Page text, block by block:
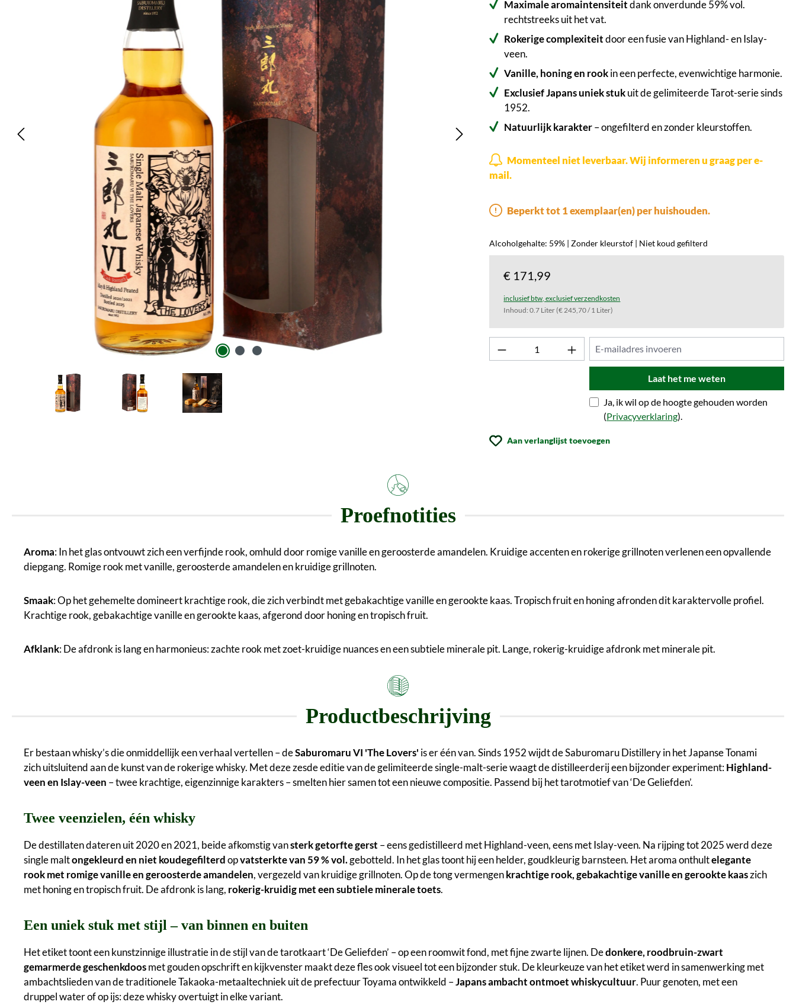
Maximale aromaintensiteitdank onverdunde 59% vol.
rechtstreeks uit het vat.
Rokerige complexiteitdoor een fusie van Highland- en Islay-
veen.
Vanille, honing en rookin een perfecte, evenwichtige harmonie.
Exclusief Japans uniek stukuit de gelimiteerde Tarot-serie sinds
1952.
Natuurlijk karakter– ongefilterd en zonder kleurstoffen.
Momenteel niet leverbaar. Wij informeren u graag per e-
mail.
Beperkt tot 1 exemplaar(en) per huishouden.
Alcoholgehalte: 59% | Zonder kleurstof | Niet koud gefilterd
€ 171,99
inclusief btw, exclusief verzendkosten
Inhoud:0.7 Liter(€ 245,70 / 1 Liter)
Laat het me weten
Ja, ik wil op de hoogte gehouden worden
(Privacyverklaring).
Aan verlanglijst toevoegen
Proefnotities
Aroma: In het glas ontvouwt zich een verfijnde rook, omhuld door romige vanille en geroosterde amandelen. Kruidige accenten en rokerige grillnoten verlenen een opvallende
diepgang. Romige rook met vanille, geroosterde amandelen en kruidige grillnoten.
Smaak: Op het gehemelte domineert krachtige rook, die zich verbindt met gebakachtige vanille en gerookte kaas. Tropisch fruit en honing afronden dit karaktervolle profiel.
Krachtige rook, gebakachtige vanille en gerookte kaas, afgerond door honing en tropisch fruit.
Afklank: De afdronk is lang en harmonieus: zachte rook met zoet-kruidige nuances en een subtiele minerale pit. Lange, rokerig-kruidige afdronk met minerale pit.
Productbeschrijving
Er bestaan whisky’s die onmiddellijk een verhaal vertellen – deSaburomaru VI 'The Lovers' is er één van. Sinds 1952 wijdt de Saburomaru Distillery in het Japanse Tonami
zich uitsluitend aan de kunst van de rokerige whisky. Met deze zesde editie van de gelimiteerde single-malt-serie waagt de distilleerderij een bijzonder experiment:Highland-
veen en Islay-veen – twee krachtige, eigenzinnige karakters – smelten hier samen tot een nieuwe compositie. Passend bij het tarotmotief van ‘De Geliefden’.
Twee veenzielen, één whisky
De destillaten dateren uit 2020 en 2021, beide afkomstig vansterk getorfte gerst – eens gedistilleerd met Highland-veen, eens met Islay-veen. Na rijping tot 2025 werd deze
single maltongekleurd en niet koudegefilterdopvatsterkte van 59 % vol.gebotteld. In het glas toont hij een helder, goudkleurig barnsteen. Het aroma onthultelegante
rook met romige vanille en geroosterde amandelen, vergezeld van kruidige grillnoten. Op de tong vermengenkrachtige rook, gebakachtige vanille en gerookte kaaszich
met honing en tropisch fruit. De afdronk is lang, rokerig-kruidig met een subtiele minerale toets.
Een uniek stuk met stijl – van binnen en buiten
Het etiket toont een kunstzinnige illustratie in de stijl van de tarotkaart ‘De Geliefden’ – op een roomwit fond, met fijne zwarte lijnen. Dedonkere, roodbruin-zwart
gemarmerde geschenkdoosmet gouden opschrift en kijkvenster maakt deze fles ook visueel tot een bijzonder stuk. De kleurkeuze van het etiket werd in samenwerking met
ambachtslieden van de traditionele Takaoka-metaaltechniek uit de prefectuur Toyama ontwikkeld –Japans ambacht ontmoet whiskycultuur. Puur genoten, met een
druppel water of op ijs: deze whisky overtuigt in elke variant.